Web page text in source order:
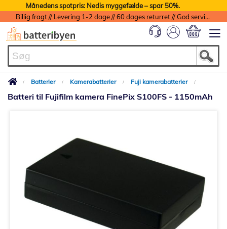
Månedens spotpris: Nedis myggefælde – spar 50%.
Billig fragt // Levering 1-2 dage // 60 dages returret // God service med garanti
Batterier Kamerabatterier Fuji kamerabatterier
Batteri til Fujifilm kamera FinePix S100FS - 1150mAh
billedgalleriet